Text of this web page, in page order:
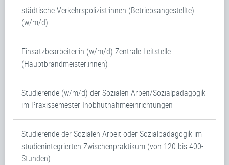
städtische Verkehrspolizist:innen (Betriebsangestellte)
(w/m/d)
Einsatzbearbeiter:in (w/m/d) Zentrale Leitstelle
(Hauptbrandmeister:innen)
Studierende (w/m/d) der Sozialen Arbeit/Sozialpädagogik
im Praxissemester Inobhutnahmeeinrichtungen
Studierende der Sozialen Arbeit oder Sozialpädagogik im
studienintegrierten Zwischenpraktikum (von 120 bis 400-
Stunden)